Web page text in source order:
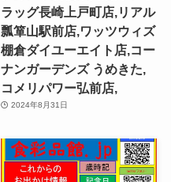
ラッグ長崎上戸町店,リアル
瓢箪山駅前店,ワッツウィズ
棚倉ダイユーエイト店,コー
ナンガーデンズ うめきた,
コメリパワー弘前店,
2024年8月31日